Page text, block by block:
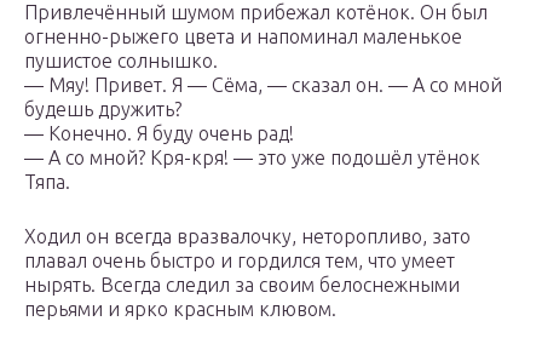
Привлечённый шумом прибежал котёнок. Он был
огненно-рыжего цвета и напоминал маленькое
пушистое солнышко.
— Мяу! Привет. Я — Сёма, — сказал он. — А со мной
будешь дружить?
— Конечно. Я буду очень рад!
— А со мной? Кря-кря! — это уже подошёл утёнок
Тяпа.
Ходил он всегда вразвалочку, неторопливо, зато
плавал очень быстро и гордился тем, что умеет
нырять. Всегда следил за своим белоснежными
перьями и ярко красным клювом.